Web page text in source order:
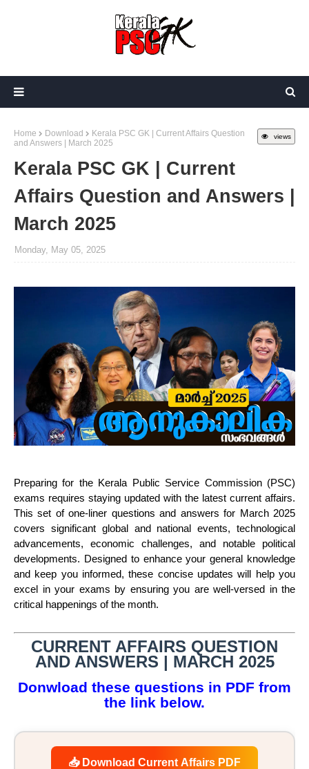
views
Home Download
Kerala PSC GK | Current Affairs Question
and Answers | March 2025
Kerala PSC GK | Current
Affairs Question and Answers |
March 2025
Monday, May 05, 2025
Preparing for the Kerala Public Service Commission (PSC)
exams requires staying updated with the latest current affairs.
This set of one-liner questions and answers for March 2025
covers significant global and national events, technological
advancements, economic challenges, and notable political
developments. Designed to enhance your general knowledge
and keep you informed, these concise updates will help you
excel in your exams by ensuring you are well-versed in the
critical happenings of the month.
CURRENT AFFAIRS QUESTION
AND ANSWERS | MARCH 2025
Donwload these questions in PDF from
the link below.
📥 Download Current Affairs PDF